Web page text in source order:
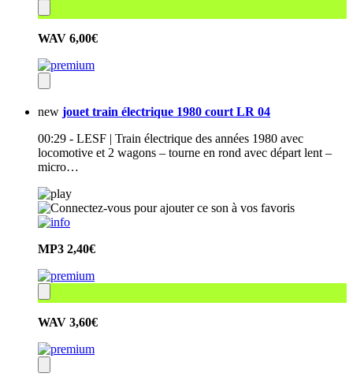
WAV 6,00€
new jouet train électrique 1980 court LR 04
00:29 - LESF | Train électrique des années 1980 avec
locomotive et 2 wagons – tourne en rond avec départ lent –
micro…
MP3 2,40€
WAV 3,60€